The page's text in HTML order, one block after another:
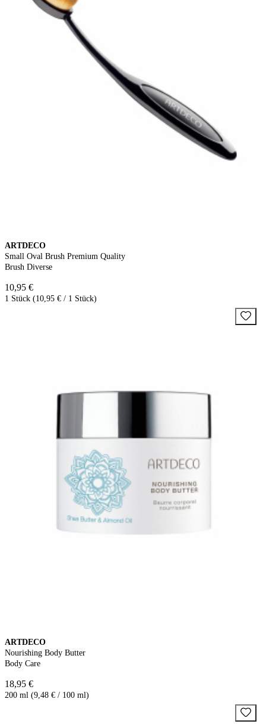
ARTDECO
Small Oval Brush Premium Quality
Brush Diverse
10,95 €
1 Stück (10,95 € / 1 Stück)
ARTDECO
Nourishing Body Butter
Body Care
18,95 €
200 ml (9,48 € / 100 ml)